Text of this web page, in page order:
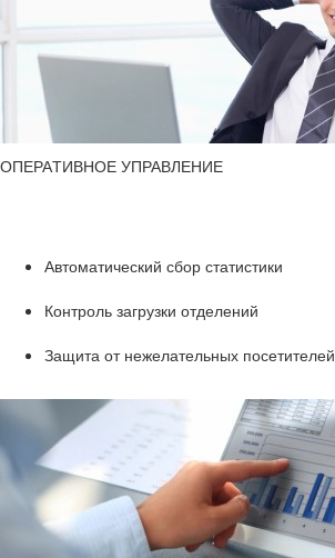
ОПЕ­РА­ТИВ­НОЕ УПРАВ­ЛЕ­НИЕ
Ав­то­ма­ти­че­ский сбор ста­ти­сти­ки
Кон­троль за­груз­ки от­де­ле­ний
За­щи­та от неже­ла­тель­ных по­се­ти­те­лей